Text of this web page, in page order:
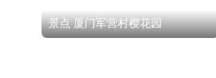
景点 厦门军营村樱花园